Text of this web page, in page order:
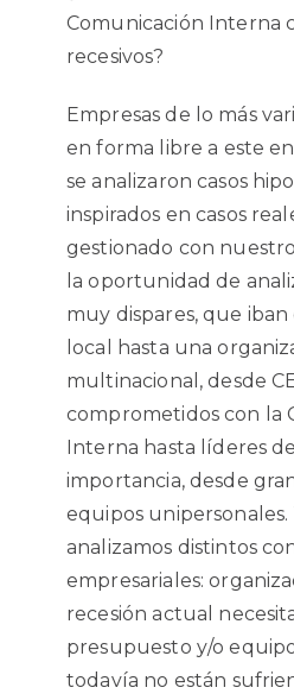
Comunicación Interna
recesivos?
Empresas de lo más
en forma libre a este
se analizaron casos
inspirados en casos
gestionado con
la oportunidad de
muy dispares, que
local hasta una
multinacional, desde
comprometidos con la
Interna hasta líderes
importancia, desde
equipos unipersonales.
analizamos distintos
empresariales:
recesión actual
presupuesto y/o
todavía no están